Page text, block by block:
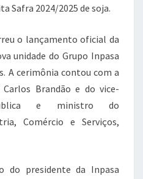
Safra 2024/2025 de soja.
o lançamento oficial da
unidade do Grupo Inpasa
A cerimônia contou com a
Brandão e do vice-
e ministro do
Comércio e Serviços,
do presidente da Inpasa